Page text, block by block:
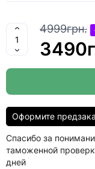
4999грн.
Оформите
Спасибо за
таможенной
дней